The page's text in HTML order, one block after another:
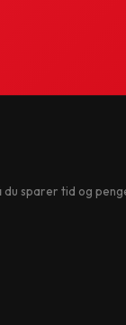
du sparer tid og